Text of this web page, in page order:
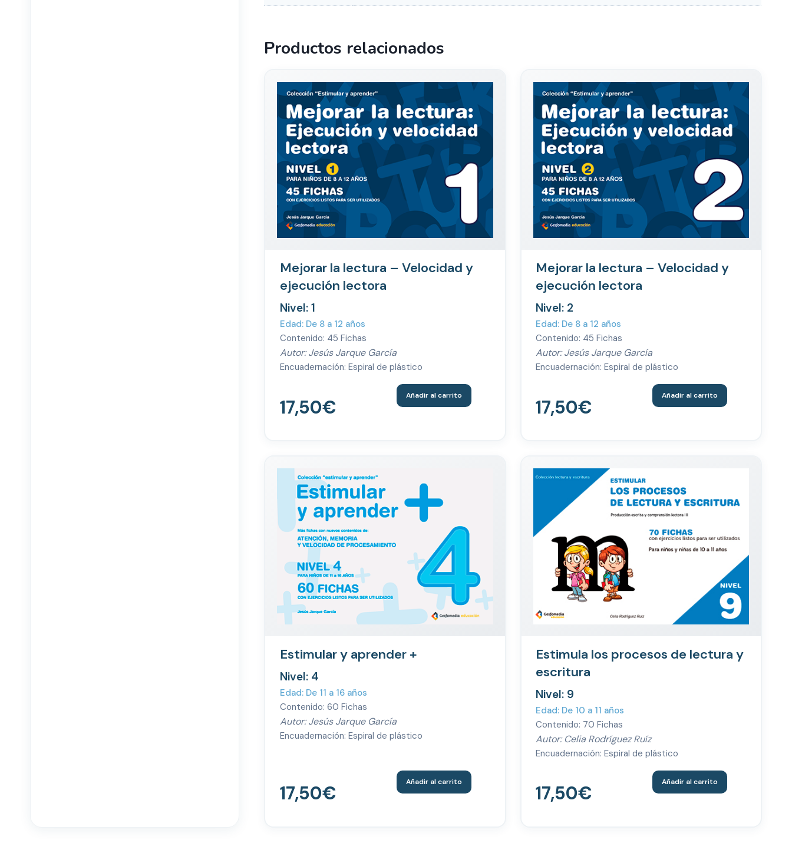
Productos relacionados
Mejorar la lectura – Velocidad y
ejecución lectora
Nivel: 1
Edad: De 8 a 12 años
Contenido: 45 Fichas
Autor: Jesús Jarque García
Encuadernación: Espiral de plástico
17,50€
Añadir al carrito
Mejorar la lectura – Velocidad y
ejecución lectora
Nivel: 2
Edad: De 8 a 12 años
Contenido: 45 Fichas
Autor: Jesús Jarque García
Encuadernación: Espiral de plástico
17,50€
Añadir al carrito
Estimular y aprender +
Nivel: 4
Edad: De 11 a 16 años
Contenido: 60 Fichas
Autor: Jesús Jarque García
Encuadernación: Espiral de plástico
17,50€
Añadir al carrito
Estimula los procesos de lectura y
escritura
Nivel: 9
Edad: De 10 a 11 años
Contenido: 70 Fichas
Autor: Celia Rodríguez Ruíz
Encuadernación: Espiral de plástico
17,50€
Añadir al carrito